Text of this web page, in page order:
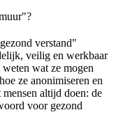
verstand"
veilig en werkbaar
wat ze mogen
ze anonimiseren en
altijd doen: de
voor gezond